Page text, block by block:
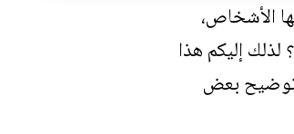
الأشخاص،
إليكم هذا
وتوضيح بعض